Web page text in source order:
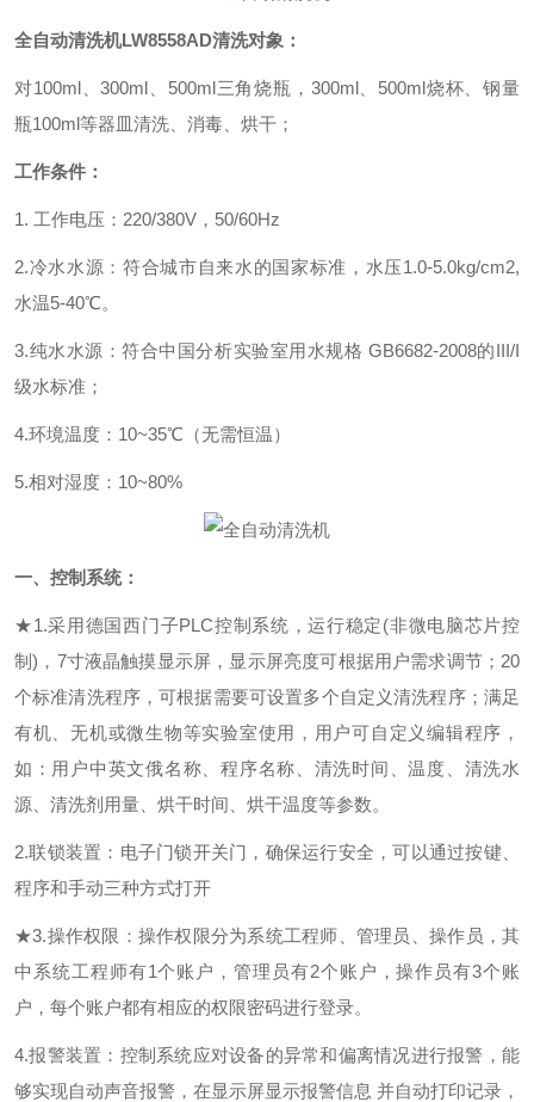
全自动清洗机LW8558AD清洗对象：
对100ml、300ml、500ml三角烧瓶，300ml、500ml烧杯、钢量
瓶100ml等器皿清洗、消毒、烘干；
工作条件：
1. 工作电压：220/380V，50/60Hz
2.冷水水源：符合城市自来水的国家标准，水压1.0-5.0kg/cm2,
水温5-40℃。
3.纯水水源：符合中国分析实验室用水规格 GB6682-2008的III/I
级水标准 ；
4.环境温度： 10~35℃（无需恒温）
5.相对湿度： 10~80%
一、 控制系统：
★1.采用德国西门子PLC控制系统，运行稳定(非微电脑芯片控
制)， 7寸液晶触摸显示屏， 显示屏亮度可根据用户需求调节； 20
个标准清洗程序，可根据需要可设置多个自定义清洗程序； 满足
有机、无机或微生物等实验室使用 ，用户可自定义编辑程序，
如：用户中英文俄名称、程序名称、清洗时间、温度、清洗水
源、清洗剂用量、烘干时间、烘干温度等参数。
2.联锁装置：电子门锁开关门，确保运行安全，可以通过按键、
程序和手动三种方式打开
★3.操作权限： 操作权限分为系统工程师、管理员、操作员 ，其
中 系统工程师有1个账户，管理员有2个账户，操作员有3个账
户， 每个账户都有相应的权限密码进行登录。
4.报警装置：控制系统应对设备的异常和偏离情况进行报警，能
够实现自动声音报警，在显示屏显示报警信息 并自动打印记录，